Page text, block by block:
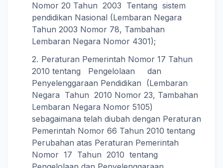
Nomor 20 Tahun 2003 Tentang sistem
pendidikan Nasional (Lembaran Negara
Tahun 2003 Nomor 78, Tambahan
Lembaran Negara Nomor 4301);
Peraturan Pemerintah Nomor 17 Tahun
2010 tentang Pengelolaan dan
Penyelenggaraan Pendidikan (Lembaran
Negara Tahun 2010 Nomor 23, Tambahan
Lembaran Negara Nomor 5105)
sebagaimana telah diubah dengan Peraturan
Pemerintah Nomor 66 Tahun 2010 tentang
Perubahan atas Peraturan Pemerintah
Nomor 17 Tahun 2010 tentang